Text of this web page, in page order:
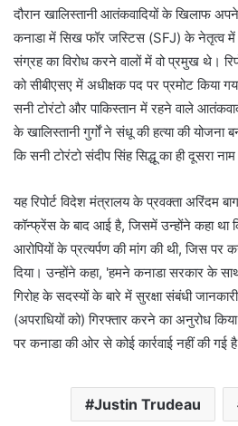
दौरान खालिस्तानी आतंकवादियों के खिलाफ
कनाडा में सिख फॉर जस्टिस (SFJ) के नेतृत्व
संग्रह का विरोध करने वालों में वो प्रमुख थे।
को सीबीएसए में अधीक्षक पद पर प्रमोट किया
सनी टोरंटो और पाकिस्तान में रहने वाले
के खालिस्तानी गुर्गों ने संधू की हत्या की योजना
कि सनी टोरंटो संदीप सिंह सिद्धू का ही दूसरा
यह रिपोर्ट विदेश मंत्रालय के प्रवक्ता अरिंदम
कॉन्फ्रेंस के बाद आई है, जिसमें उन्होंने कहा था
आरोपियों के प्रत्यर्पण की मांग की थी, जिस पर
दिया। उन्होंने कहा, 'हमने कनाडा सरकार के साथ
गिरोह के सदस्यों के बारे में सुरक्षा संबंधी
(अपराधियों को) गिरफ्तार करने का अनुरोध
पर कनाडा की ओर से कोई कार्रवाई नहीं की गई
Justin Trudeau